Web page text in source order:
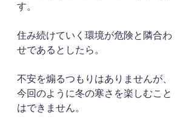
す。
住み続けていく環境が危険と隣合わ
せであるとしたら。
不安を煽るつもりはありませんが、
今回のように冬の寒さを楽しむこと
はできません。